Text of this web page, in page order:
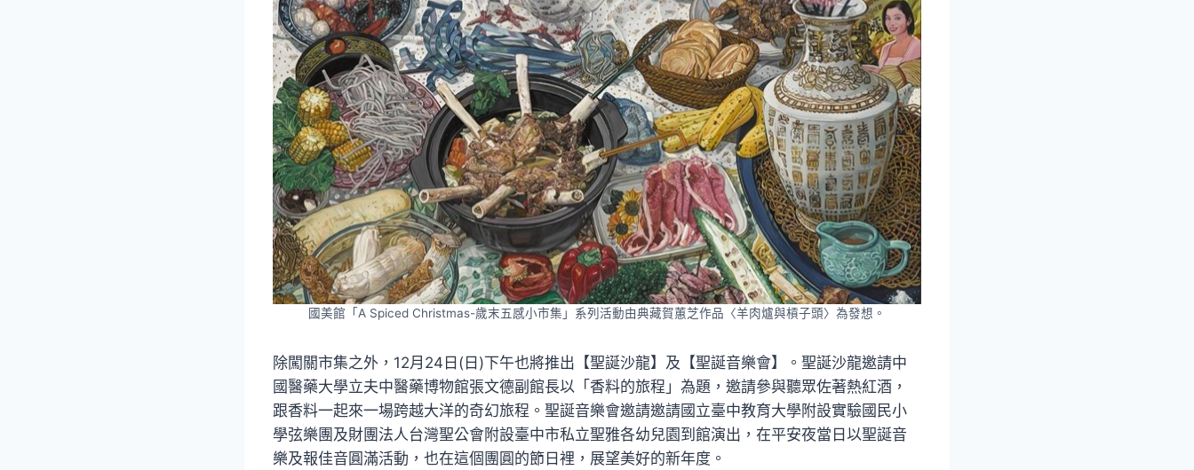
國美館「A Spiced Christmas-歲末五感小市集」系列活動由典藏賀蕙芝作品〈羊肉爐與槓子頭〉為發想。
除闖關市集之外，12月24日(日)下午也將推出【聖誕沙龍】及【聖誕音樂會】。聖誕沙龍邀請中
國醫藥大學立夫中醫藥博物館張文德副館長以「香料的旅程」為題，邀請參與聽眾佐著熱紅酒，
跟香料一起來一場跨越大洋的奇幻旅程。聖誕音樂會邀請邀請國立臺中教育大學附設實驗國民小
學弦樂團及財團法人台灣聖公會附設臺中市私立聖雅各幼兒園到館演出，在平安夜當日以聖誕音
樂及報佳音圓滿活動，也在這個團圓的節日裡，展望美好的新年度。